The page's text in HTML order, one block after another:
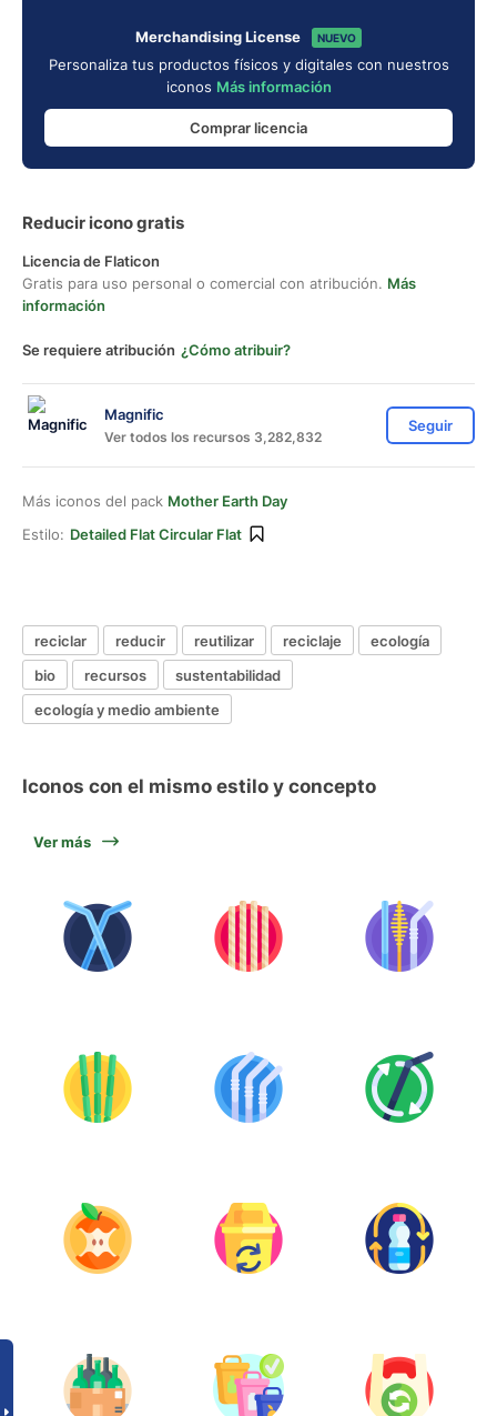
Merchandising License NUEVO
Personaliza tus productos físicos y digitales con nuestros
iconos Más información
Comprar licencia
Reducir icono gratis
Licencia de Flaticon
Gratis para uso personal o comercial con atribución. Más
información
Se requiere atribución ¿Cómo atribuir?
Magnific
Ver todos los recursos 3,282,832
Seguir
Más iconos del pack Mother Earth Day
Estilo: Detailed Flat Circular Flat
reciclar reducir reutilizar reciclaje
ecología
bio
recursos
sustentabilidad
ecología y medio ambiente
Iconos con el mismo estilo y concepto
Ver más